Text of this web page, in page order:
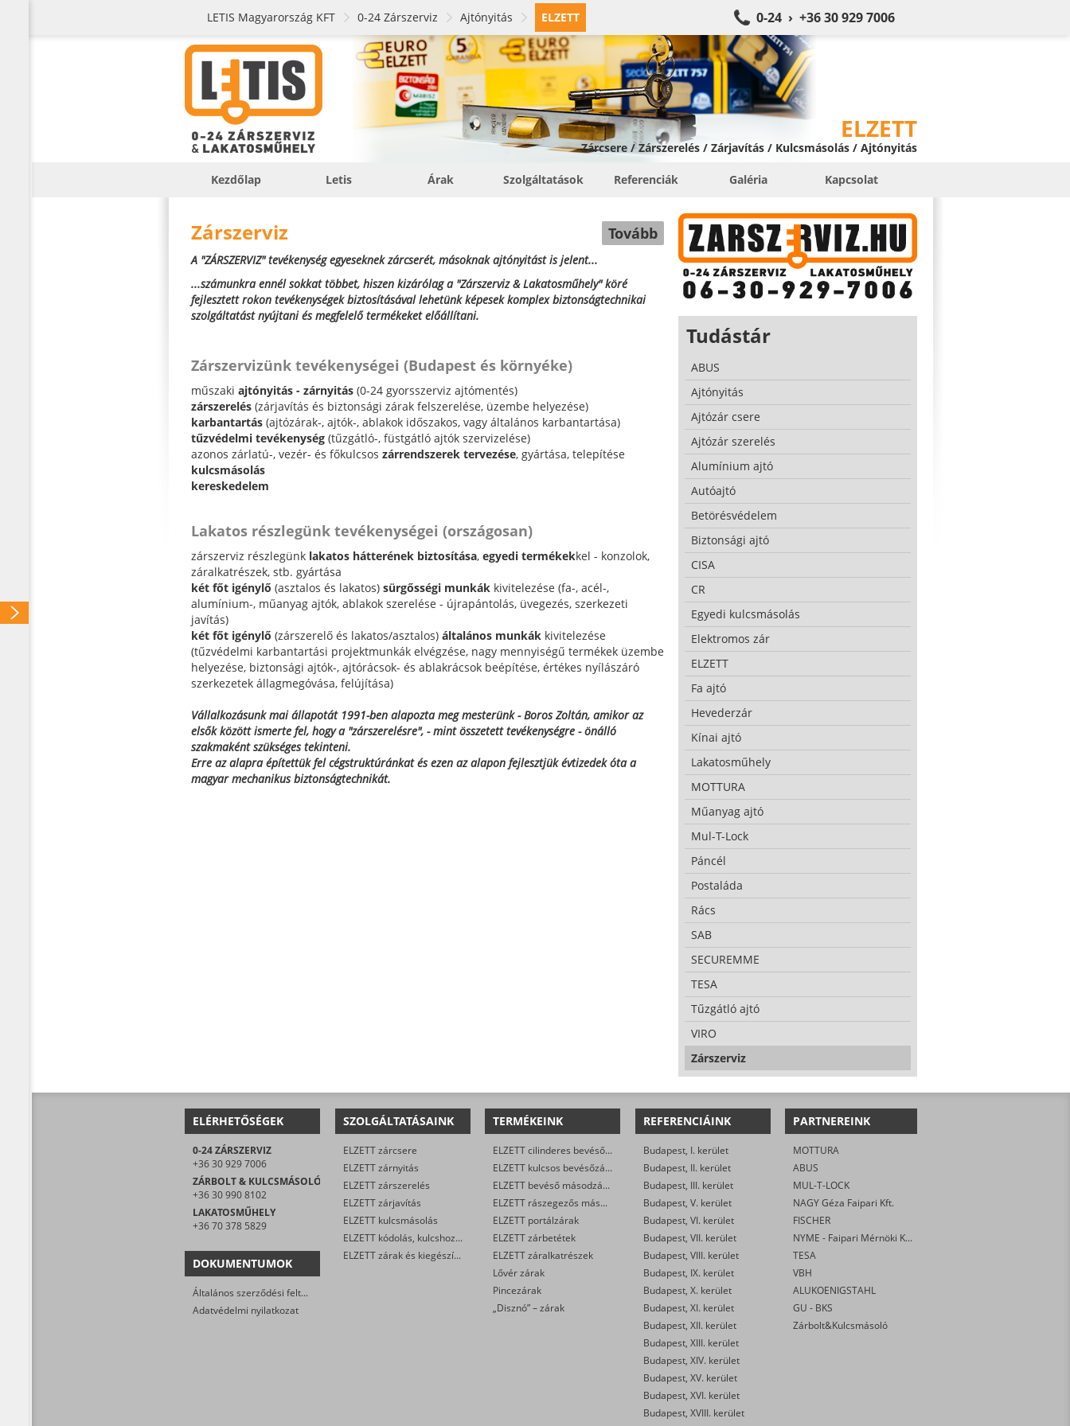
LETIS Magyarország KFT 0-24 Zárszerviz Ajtónyitás ELZETT 0-24 › +36 30 929 7006
ELZETT
Zárcsere / Zárszerelés / Zárjavítás / Kulcsmásolás / Ajtónyitás
Kezdőlap Letis Árak Szolgáltatások Referenciák Galéria Kapcsolat
Zárszerviz Tovább
A "ZÁRSZERVIZ" tevékenység egyeseknek zárcserét, másoknak ajtónyitást is jelent...
...számunkra ennél sokkat többet, hiszen kizárólag a "Zárszerviz & Lakatosműhely" köré
fejlesztett rokon tevékenységek biztosításával lehetünk képesek komplex biztonságtechnikai
szolgáltatást nyújtani és megfelelő termékeket előállítani.
Zárszervizünk tevékenységei (Budapest és környéke)
műszaki ajtónyitás - zárnyitás (0-24 gyorsszerviz ajtómentés)
zárszerelés (zárjavítás és biztonsági zárak felszerelése, üzembe helyezése)
karbantartás (ajtózárak-, ajtók-, ablakok időszakos, vagy általános karbantartása)
tűzvédelmi tevékenység (tűzgátló-, füstgátló ajtók szervizelése)
azonos zárlatú-, vezér- és főkulcsos zárrendszerek tervezése, gyártása, telepítése
kulcsmásolás
kereskedelem
Lakatos részlegünk tevékenységei (országosan)
zárszerviz részlegünk lakatos hátterének biztosítása, egyedi termékekkel - konzolok,
záralkatrészek, stb. gyártása
két főt igénylő (asztalos és lakatos) sürgősségi munkák kivitelezése (fa-, acél-,
alumínium-, műanyag ajtók, ablakok szerelése - újrapántolás, üvegezés, szerkezeti
javítás)
két főt igénylő (zárszerelő és lakatos/asztalos) általános munkák kivitelezése
(tűzvédelmi karbantartási projektmunkák elvégzése, nagy mennyiségű termékek üzembe
helyezése, biztonsági ajtók-, ajtórácsok- és ablakrácsok beépítése, értékes nyílászáró
szerkezetek állagmegóvása, felújítása)
Vállalkozásunk mai állapotát 1991-ben alapozta meg mesterünk - Boros Zoltán, amikor az
elsők között ismerte fel, hogy a "zárszerelésre", - mint összetett tevékenységre - önálló
szakmaként szükséges tekinteni.
Erre az alapra építettük fel cégstruktúránkat és ezen az alapon fejlesztjük évtizedek óta a
magyar mechanikus biztonságtechnikát.
Tudástár
ABUS
Ajtónyitás
Ajtózár csere
Ajtózár szerelés
Alumínium ajtó
Autóajtó
Betörésvédelem
Biztonsági ajtó
CISA
CR
Egyedi kulcsmásolás
Elektromos zár
ELZETT
Fa ajtó
Hevederzár
Kínai ajtó
Lakatosműhely
MOTTURA
Műanyag ajtó
Mul-T-Lock
Páncél
Postaláda
Rács
SAB
SECUREMME
TESA
Tűzgátló ajtó
VIRO
Zárszerviz
ELÉRHETŐSÉGEK
0-24 ZÁRSZERVIZ
+36 30 929 7006
ZÁRBOLT & KULCSMÁSOLÓ
+36 30 990 8102
LAKATOSMŰHELY
+36 70 378 5829
DOKUMENTUMOK
Általános szerződési feltételek
Adatvédelmi nyilatkozat
SZOLGÁLTATÁSAINK
ELZETT zárcsere
ELZETT zárnyitás
ELZETT zárszerelés
ELZETT zárjavítás
ELZETT kulcsmásolás
ELZETT kódolás, kulcshoz zárbetét készítése
ELZETT zárak és kiegészítők kereskedelme
TERMÉKEINK
ELZETT cilinderes bevéső-zárak
ELZETT kulcsos bevésőzárak
ELZETT bevéső másodzárak
ELZETT rászegezős másodzárak
ELZETT portálzárak
ELZETT zárbetétek
ELZETT záralkatrészek
Lővér zárak
Pincezárak
„Disznó” – zárak
REFERENCIÁINK
Budapest, I. kerület
Budapest, II. kerület
Budapest, III. kerület
Budapest, V. kerület
Budapest, VI. kerület
Budapest, VII. kerület
Budapest, VIII. kerület
Budapest, IX. kerület
Budapest, X. kerület
Budapest, XI. kerület
Budapest, XII. kerület
Budapest, XIII. kerület
Budapest, XIV. kerület
Budapest, XV. kerület
Budapest, XVI. kerület
Budapest, XVIII. kerület
PARTNEREINK
MOTTURA
ABUS
MUL-T-LOCK
NAGY Géza Faipari Kft.
FISCHER
NYME - Faipari Mérnöki Kar
TESA
VBH
ALUKOENIGSTAHL
GU - BKS
Zárbolt&Kulcsmásoló